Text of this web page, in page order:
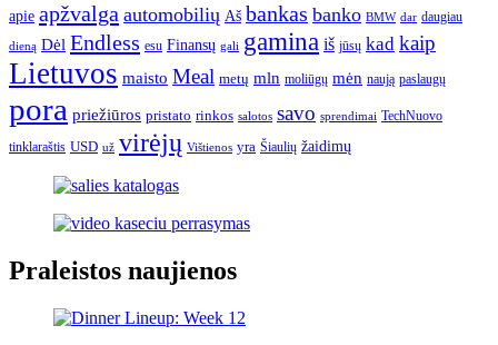
apie apžvalga automobilių Aš bankas banko BMW dar daugiau
dieną Dėl Endless esu Finansų gali gamina iš jūsų kad kaip
Lietuvos maisto Meal metų mln moliūgų mėn naują paslaugų
pora priežiūros pristato rinkos salotos savo sprendimai TechNuovo
tinklaraštis USD už virėjų Vištienos yra Šiaulių žaidimų
Praleistos naujienos